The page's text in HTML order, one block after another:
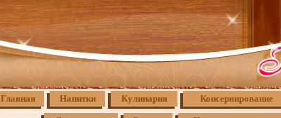
Главная Напитки Кулинария Консервирование